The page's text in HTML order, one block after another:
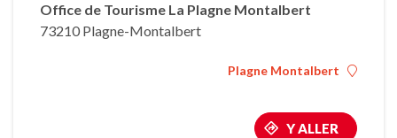
Office de Tourisme La Plagne Montalbert
73210 Plagne-Montalbert
Plagne Montalbert
Y ALLER